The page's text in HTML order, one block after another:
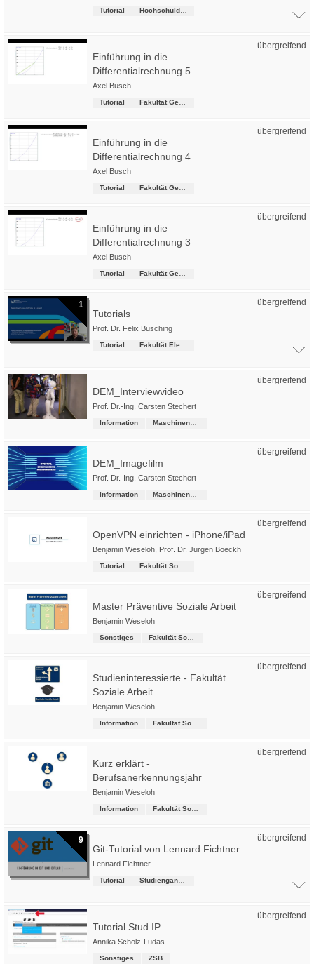
Tutorial
übergreifend
Einführung in die
Differentialrechnung 5
Axel Busch
Tutorial
übergreifend
Einführung in die
Differentialrechnung 4
Axel Busch
Tutorial
übergreifend
Einführung in die
Differentialrechnung 3
Axel Busch
Tutorial
1 übergreifend
Tutorials
Prof. Dr. Felix Büsching
Tutorial
übergreifend
DEM_Interviewvideo
Prof. Dr.-Ing. Carsten Stechert
Information
übergreifend
DEM_Imagefilm
Prof. Dr.-Ing. Carsten Stechert
Information
übergreifend
OpenVPN einrichten - iPhone/iPad
Benjamin Weseloh Prof. Dr. Jürgen Boeckh
Tutorial
übergreifend
Master Präventive Soziale Arbeit
Benjamin Weseloh
Sonstiges
übergreifend
Studieninteressierte - Fakultät
Soziale Arbeit
Benjamin Weseloh
Information
übergreifend
Kurz erklärt -
Berufsanerkennungsjahr
Benjamin Weseloh
Information
9 übergreifend
Git-Tutorial von Lennard Fichtner
Lennard Fichtner
Tutorial
übergreifend
Tutorial Stud.IP
Annika Scholz-Ludas
Sonstiges ZSB